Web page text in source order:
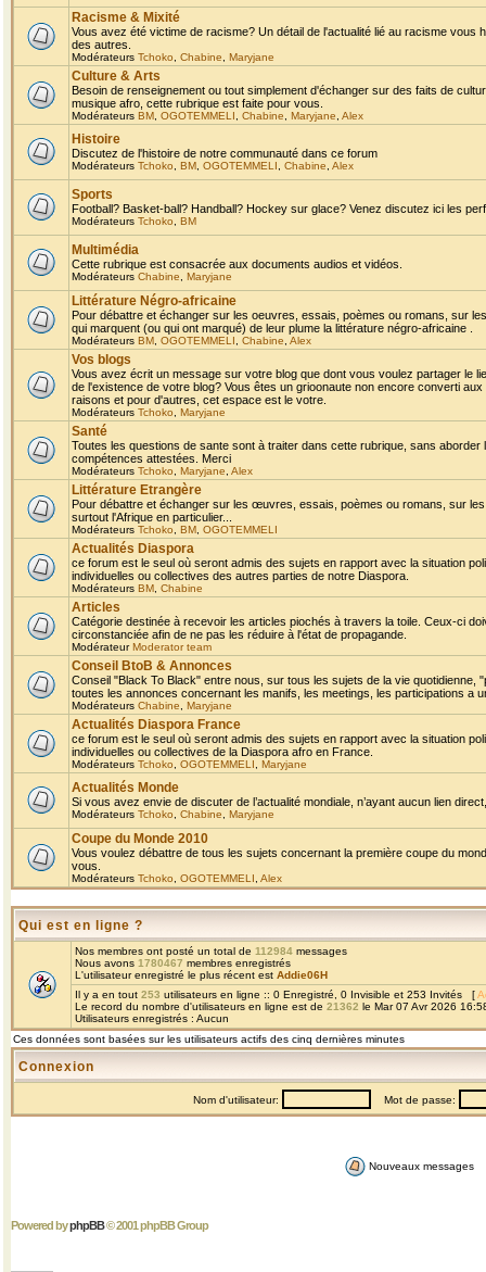
Racisme & Mixité
Vous avez été victime de racisme? Un détail de l'actualité lié au racisme
des autres.
Modérateurs Tchoko Chabine Maryjane
Culture & Arts
Besoin de renseignement ou tout simplement d'échanger sur des faits de
musique afro, cette rubrique est faite pour vous.
Modérateurs BM OGOTEMMELI Chabine Maryjane Alex
Histoire
Discutez de l'histoire de notre communauté dans ce forum
Modérateurs Tchoko BM OGOTEMMELI Chabine Alex
Sports
Football? Basket-ball? Handball? Hockey sur glace? Venez discutez ici les
Modérateurs Tchoko BM
Multimédia
Cette rubrique est consacrée aux documents audios et vidéos.
Modérateurs Chabine Maryjane
Littérature Négro-africaine
Pour débattre et échanger sur les oeuvres, essais, poèmes ou romans, sur
qui marquent (ou qui ont marqué) de leur plume la littérature négro-africaine .
Modérateurs BM OGOTEMMELI Chabine Alex
Vos blogs
Vous avez écrit un message sur votre blog que dont vous voulez partager le
de l'existence de votre blog? Vous êtes un grioonaute non encore converti
raisons et pour d'autres, cet espace est le votre.
Modérateurs Tchoko Maryjane
Santé
Toutes les questions de sante sont à traiter dans cette rubrique, sans
compétences attestées. Merci
Modérateurs Tchoko Maryjane Alex
Littérature Etrangère
Pour débattre et échanger sur les œuvres, essais, poèmes ou romans, sur
surtout l'Afrique en particulier...
Modérateurs Tchoko BM OGOTEMMELI
Actualités Diaspora
ce forum est le seul où seront admis des sujets en rapport avec la situation
individuelles ou collectives des autres parties de notre Diaspora.
Modérateurs BM Chabine
Articles
Catégorie destinée à recevoir les articles piochés à travers la toile. Ceux-ci
circonstanciée afin de ne pas les réduire à l'état de propagande.
ModérateurModerator team
Conseil BtoB & Annonces
Conseil "Black To Black" entre nous, sur tous les sujets de la vie
toutes les annonces concernant les manifs, les meetings, les participations a
Modérateurs Chabine Maryjane
Actualités Diaspora France
ce forum est le seul où seront admis des sujets en rapport avec la situation
individuelles ou collectives de la Diaspora afro en France.
Modérateurs Tchoko OGOTEMMELI Maryjane
Actualités Monde
Si vous avez envie de discuter de l’actualité mondiale, n’ayant aucun lien
Modérateurs Tchoko Chabine Maryjane
Coupe du Monde 2010
Vous voulez débattre de tous les sujets concernant la première coupe du
vous.
Modérateurs Tchoko OGOTEMMELI Alex
Qui est en ligne ?
Nos membres ont posté un total de 112984 messages
Nous avons 1780467 membres enregistrés
L'utilisateur enregistré le plus récent est Addie06H
Il y a en tout 253 utilisateurs en ligne :: 0 Enregistré, 0 Invisible et 253 Invités [
Le record du nombre d'utilisateurs en ligne est de 21362 le Mar 07 Avr 2026
Utilisateurs enregistrés : Aucun
Ces données sont basées sur les utilisateurs actifs des cinq dernières minutes
Connexion
Nom d'utilisateur: Mot de passe:
Nouveaux messages
Powered byphpBB© 2001 phpBB Group